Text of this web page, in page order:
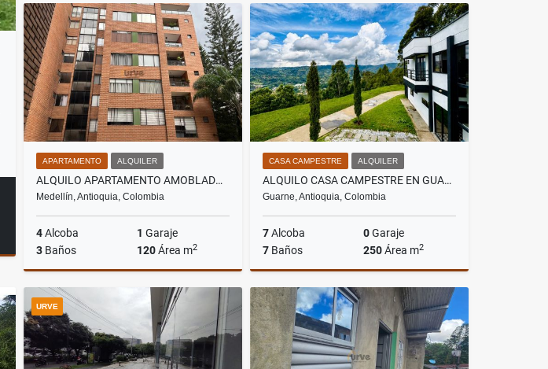
Alquiler
$1.800.000
Venta
$4.650.000.000
APARTAMENTO ALQUILER
ALQUILO APARTAMENTO AMOBLADO EN EL POBLADO PATIO BONITO
Medellín, Antioquia, Colombia
4Alcoba 1 Garaje
3 Baños 120Área m2
Alquiler
$7.400.000
CASA CAMPESTRE ALQUILER
ALQUILO CASA CAMPESTRE EN GUARNE VEREDA MONTAÑEZ
Guarne, Antioquia, Colombia
7Alcoba 0Garaje
7 Baños 250Área m2
Alquiler
$15.000.000
URVE